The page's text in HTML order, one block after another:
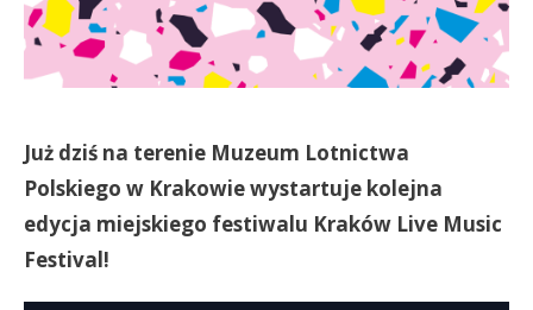
Już dziś na terenie Muzeum Lotnictwa
Polskiego w Krakowie wystartuje kolejna
edycja miejskiego festiwalu Kraków Live Music
Festival!